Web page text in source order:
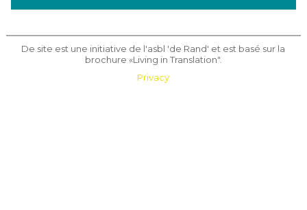
De site est une initiative de l'asbl 'de Rand' et est basé sur la
brochure «Living in Translation".
Privacy